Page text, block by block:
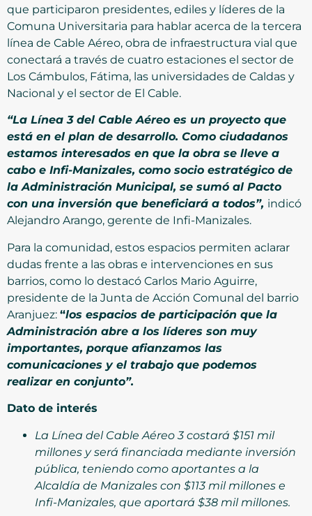
que participaron presidentes, ediles y líderes de la
Comuna Universitaria para hablar acerca de la tercera
línea de Cable Aéreo, obra de infraestructura vial que
conectará a través de cuatro estaciones el sector de
Los Cámbulos, Fátima, las universidades de Caldas y
Nacional y el sector de El Cable.
“La Línea 3 del Cable Aéreo es un proyecto que
está en el plan de desarrollo. Como ciudadanos
estamos interesados en que la obra se lleve a
cabo e Infi-Manizales, como socio estratégico de
la Administración Municipal, se sumó al Pacto
con una inversión que beneficiará a todos”, indicó
Alejandro Arango, gerente de Infi-Manizales.
Para la comunidad, estos espacios permiten aclarar
dudas frente a las obras e intervenciones en sus
barrios, como lo destacó Carlos Mario Aguirre,
presidente de la Junta de Acción Comunal del barrio
Aranjuez: “los espacios de participación que la
Administración abre a los líderes son muy
importantes, porque afianzamos las
comunicaciones y el trabajo que podemos
realizar en conjunto”.
Dato de interés
La Línea del Cable Aéreo 3 costará $151 mil
millones y será financiada mediante inversión
pública, teniendo como aportantes a la
Alcaldía de Manizales con $113 mil millones e
Infi-Manizales, que aportará $38 mil millones.